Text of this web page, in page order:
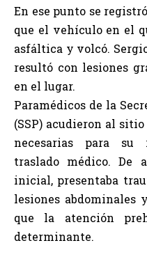
En ese punto se
que el vehículo en el
asfáltica y volcó.
resultó con lesiones
en el lugar.
Paramédicos de la
(SSP) acudieron al
necesarias para su
traslado médico. De
inicial, presentaba
lesiones abdominales
que la atención
determinante.